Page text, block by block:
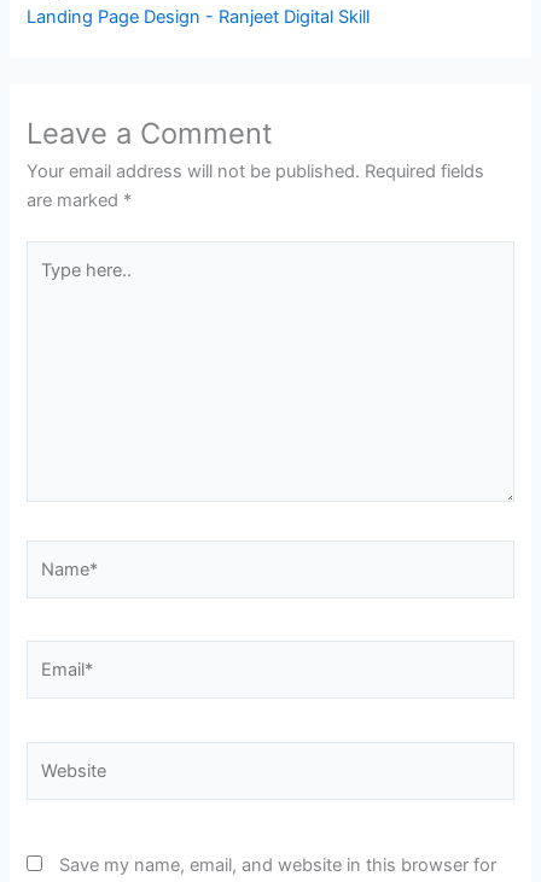
Landing Page Design - Ranjeet Digital Skill
Leave a Comment
Your email address will not be published. Required fields
are marked *
here..
Save my name, email, and website in this browser for